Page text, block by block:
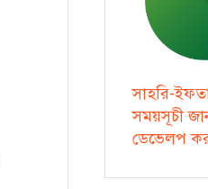
সাহরি-
সময়সূচী
ডেভেলপ